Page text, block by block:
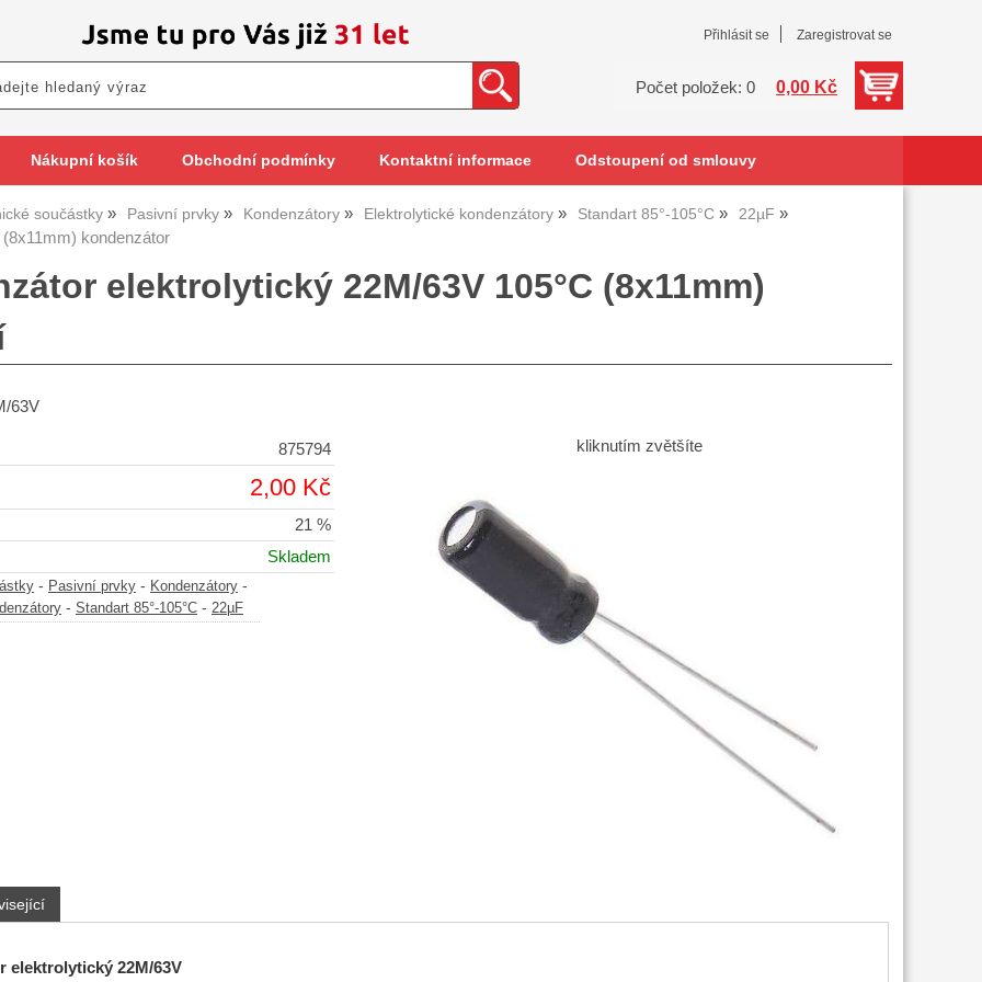
Přihlásit se Zaregistrovat se
Počet položek: 0 0,00 Kč
Nákupní košík Obchodní podmínky Kontaktní informace Odstoupení od smlouvy
součástky Pasivní prvky Kondenzátory Elektrolytické kondenzátory Standart 85°-105°C 22µF
kondenzátor
elektrolytický 22M/63V 105°C (8x11mm)
63V
kliknutím zvětšíte
875794
2,00 Kč
21 %
Skladem
- Pasivní prvky - Kondenzátory -
- Standart 85°-105°C - 22µF
elektrolytický 22M/63V